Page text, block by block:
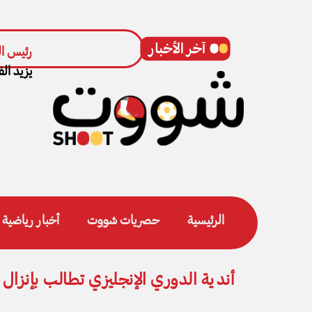
وزارة الشباب والرياضة
رئيس
يزيد
الرئيسية حصريات شووت أخبار رياضية
أندية الدوري الإنجليزي تطالب